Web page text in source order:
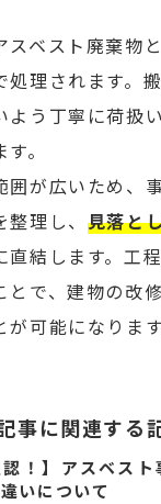
ベスト廃棄物
処理されます。
よう丁寧に荷扱
。
囲が広いため、
理し、 見落と
直結します。工
とで、建物の改
可能になります
事に関連する
認！】アスベス
いについて